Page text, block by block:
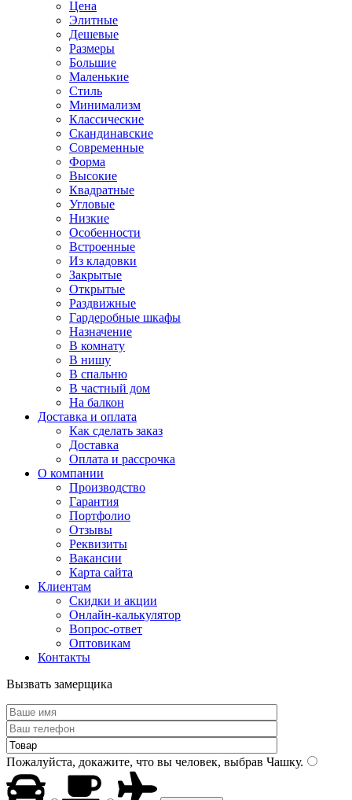
Цена
Элитные
Дешевые
Размеры
Большие
Маленькие
Стиль
Минимализм
Классические
Скандинавские
Современные
Форма
Высокие
Квадратные
Угловые
Низкие
Особенности
Встроенные
Из кладовки
Закрытые
Открытые
Раздвижные
Гардеробные шкафы
Назначение
В комнату
В нишу
В спальню
В частный дом
На балкон
Доставка и оплата
Как сделать заказ
Доставка
Оплата и рассрочка
О компании
Производство
Гарантия
Портфолио
Отзывы
Реквизиты
Вакансии
Карта сайта
Клиентам
Скидки и акции
Онлайн-калькулятор
Вопрос-ответ
Оптовикам
Контакты
Вызвать замерщика
Пожалуйста, докажите, что вы человек, выбрав Чашку.